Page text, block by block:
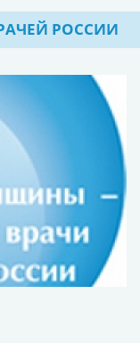
РОССИИ